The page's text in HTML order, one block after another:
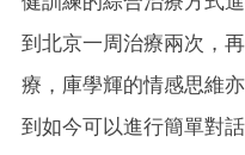
到北京一周治療兩次，
療，庫學輝的情感思維
到如今可以進行簡單對